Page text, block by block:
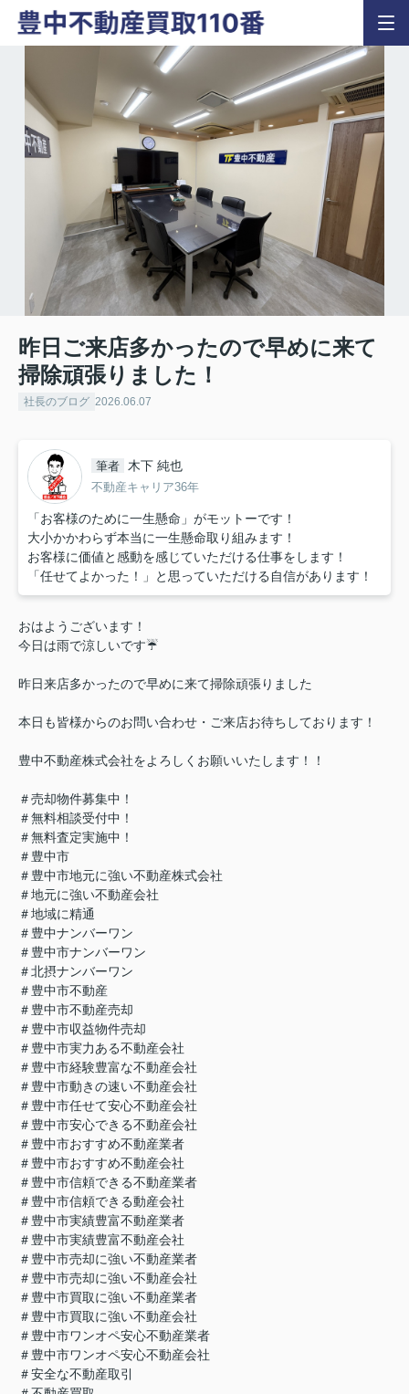
昨日ご来店多かったので早めに来て
掃除頑張りました！
社長のブログ 2026.06.07
筆者 木下 純也
不動産キャリア36年
「お客様のために一生懸命」がモットーです！
大小かかわらず本当に一生懸命取り組みます！
お客様に価値と感動を感じていただける仕事をします！
「任せてよかった！」と思っていただける自信があります！
おはようございます！
今日は雨で涼しいです☔
昨日来店多かったので早めに来て掃除頑張りました
本日も皆様からのお問い合わせ・ご来店お待ちしております！
豊中不動産株式会社をよろしくお願いいたします！！
＃売却物件募集中！
＃無料相談受付中！
＃無料査定実施中！
＃豊中市
＃豊中市地元に強い不動産株式会社
＃地元に強い不動産会社
＃地域に精通
＃豊中ナンバーワン
＃豊中市ナンバーワン
＃北摂ナンバーワン
＃豊中市不動産
＃豊中市不動産売却
＃豊中市収益物件売却
＃豊中市実力ある不動産会社
＃豊中市経験豊富な不動産会社
＃豊中市動きの速い不動産会社
＃豊中市任せて安心不動産会社
＃豊中市安心できる不動産会社
＃豊中市おすすめ不動産業者
＃豊中市おすすめ不動産会社
＃豊中市信頼できる不動産業者
＃豊中市信頼できる動産会社
＃豊中市実績豊富不動産業者
＃豊中市実績豊富不動産会社
＃豊中市売却に強い不動産業者
＃豊中市売却に強い不動産会社
＃豊中市買取に強い不動産業者
＃豊中市買取に強い不動産会社
＃豊中市ワンオペ安心不動産業者
＃豊中市ワンオペ安心不動産会社
＃安全な不動産取引